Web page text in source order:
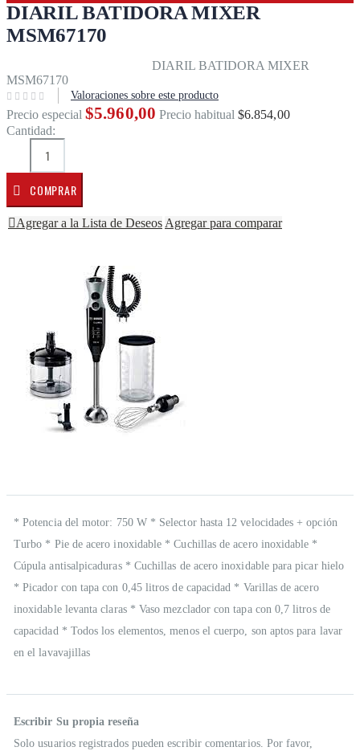
DIARIL BATIDORA MIXER
MSM67170
DIARIL BATIDORA MIXER
MSM67170
Valoraciones sobre este producto
Precio especial $5.960,00 Precio habitual $6.854,00
Cantidad:
COMPRAR
Agregar a la Lista de Deseos Agregar para comparar
* Potencia del motor: 750 W * Selector hasta 12 velocidades + opción
Turbo * Pie de acero inoxidable * Cuchillas de acero inoxidable *
Cúpula antisalpicaduras * Cuchillas de acero inoxidable para picar hielo
* Picador con tapa con 0,45 litros de capacidad * Varillas de acero
inoxidable levanta claras * Vaso mezclador con tapa con 0,7 litros de
capacidad * Todos los elementos, menos el cuerpo, son aptos para lavar
en el lavavajillas
Escribir Su propia reseña
Solo usuarios registrados pueden escribir comentarios. Por favor,